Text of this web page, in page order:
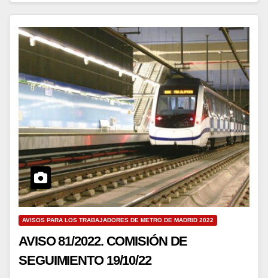
AVISOS PARA LOS TRABAJADORES DE METRO DE MADRID 2022
AVISO 81/2022. COMISIÓN DE
SEGUIMIENTO 19/10/22